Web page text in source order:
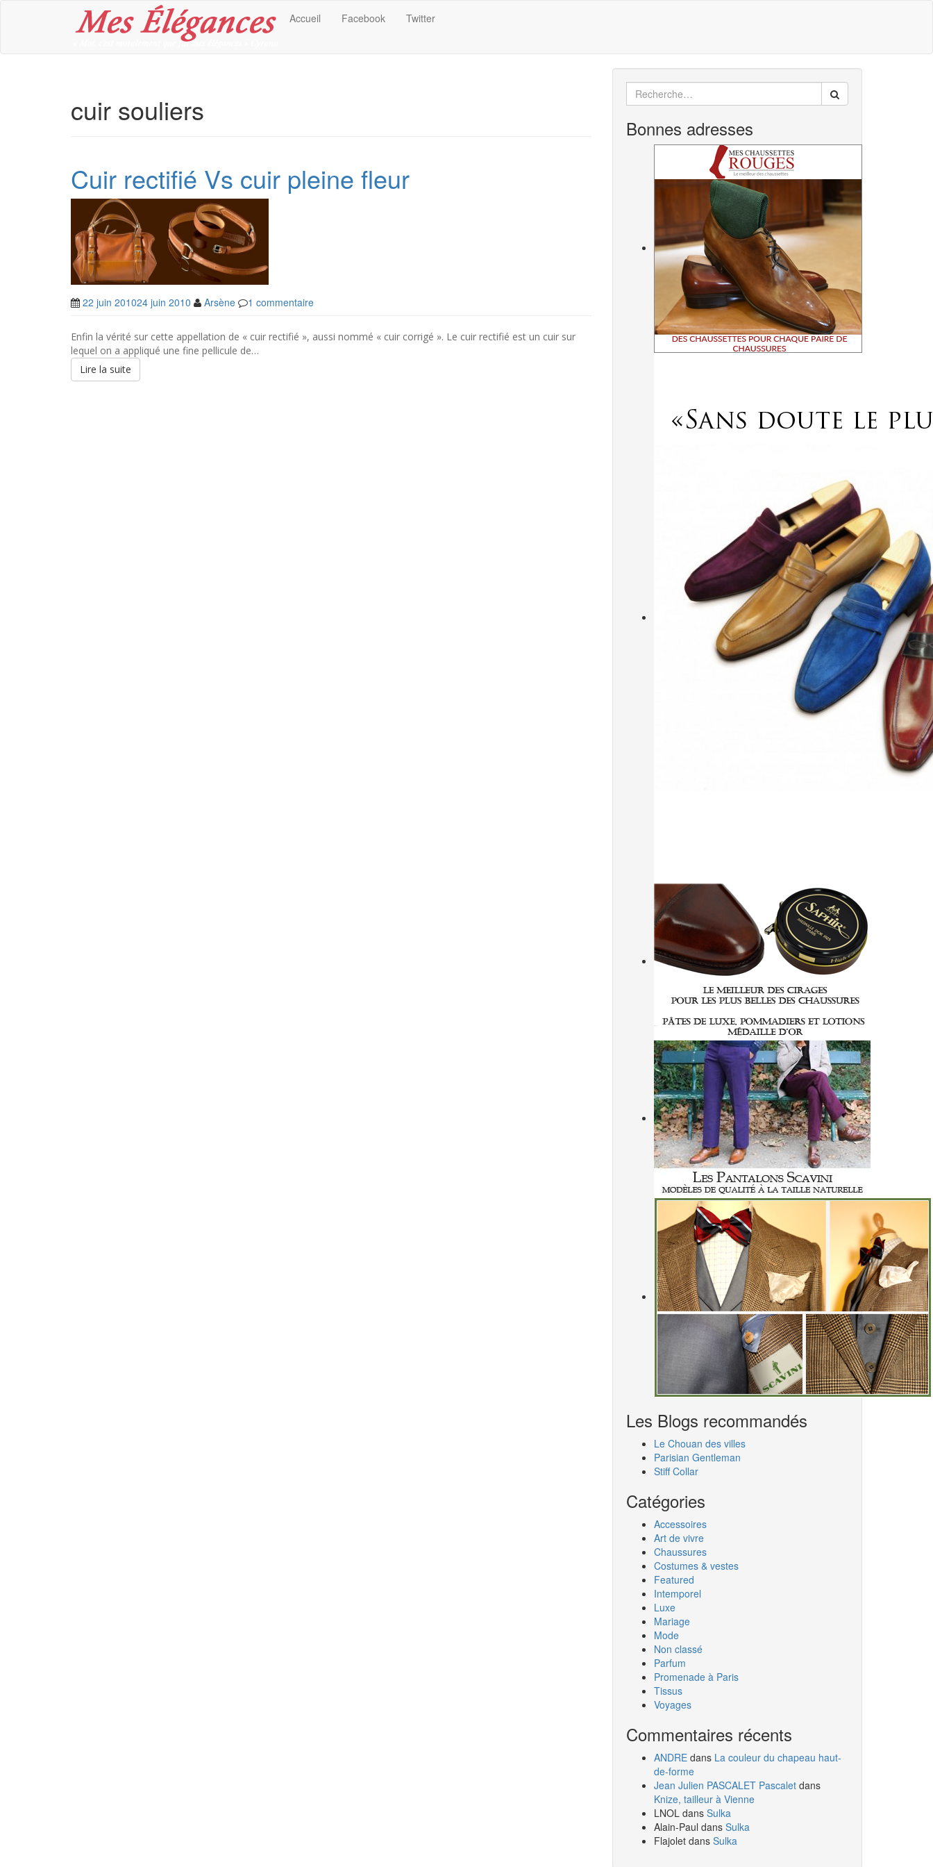
Accueil Facebook Twitter
cuir souliers
Cuir rectifié Vs cuir pleine fleur
22 juin 201024 juin 2010 Arsène 1 commentaire
Enfin la vérité sur cette appellation de « cuir rectifié », aussi nommé « cuir corrigé ». Le cuir rectifié est un cuir sur
lequel on a appliqué une fine pellicule de…
Lire la suite
Search
for:
Bonnes adresses
Les Blogs recommandés
Le Chouan des villes
Parisian Gentleman
Stiff Collar
Catégories
Accessoires
Art de vivre
Chaussures
Costumes & vestes
Featured
Intemporel
Luxe
Mariage
Mode
Non classé
Parfum
Promenade à Paris
Tissus
Voyages
Commentaires récents
ANDRE dans La couleur du chapeau haut-
de-forme
Jean Julien PASCALET Pascalet dans
Knize, tailleur à Vienne
LNOL dans Sulka
Alain-Paul dans Sulka
Flajolet dans Sulka